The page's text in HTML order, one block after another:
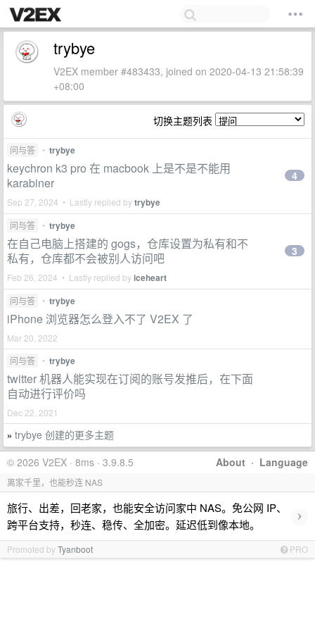
trybye
V2EX member #483433, joined on 2020-04-13 21:58:39
+08:00
切换主题列表
问与答 • trybye
keychron k3 pro 在 macbook 上是不是不能用
karabiner
Sep 27, 2024 • Lastly replied bytrybye
4
问与答 • trybye
在自己电脑上搭建的 gogs，仓库设置为私有和不
私有，仓库都不会被别人访问吧
Feb 26, 2024 • Lastly replied byiceheart
3
问与答 • trybye
iPhone 浏览器怎么登入不了 V2EX 了
Mar 20, 2022
问与答
• trybye
twitter 机器人能实现在订阅的账号发推后，在下面
自动进行评价吗
Dec 22, 2021
» trybye 创建的更多主题
About · Language
© 2026 V2EX · 8ms · 3.9.8.5
离家千里，也能秒连 NAS
旅行、出差，回老家，也能安全访问家中 NAS。免公网 IP、
跨平台支持，秒连、稳传、全加密。延迟低到像本地。
›
Promoted byTyanboot PRO